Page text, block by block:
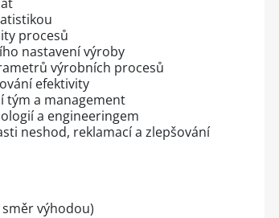
procesů
nastavení výroby
výrobních procesů
efektivity
a management
a engineeringem
neshod, reklamací a zlepšování
výhodou)